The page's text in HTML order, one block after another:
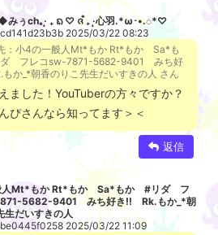
みぅch｡·̩͙ ₊ ᨦ ♡ ᨩ ໋₊ ·̩͙心羽.*ω･•.◌*♡
2025/03/22 08:23
：小4の一般人Mt*もか Rt*もか Sa*も
フレコsw-7871-5682-9401 みち好
か_*朝香のりこ先生だいすきの人 さん
ました！YouTuberの方々ですか？
ぴさんなら知ってます＞＜
返信
人Mt*もか Rt*もか Sa*もか #リダ フ
5682-9401 みち好き!! Rk.もか_*朝
生だいすきの人
2025/03/22 11:09